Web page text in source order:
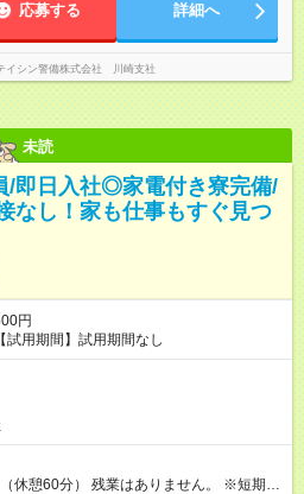
応募する 詳細へ
イシン警備株式会社 川崎支社
未読
/即日入社◎家電付き寮完備/
なし！家も仕事もすぐ見つ
円
入社祝い金4000円 【試用期間】試用期間なし
憩60分） 残業はありません。 ※短期の